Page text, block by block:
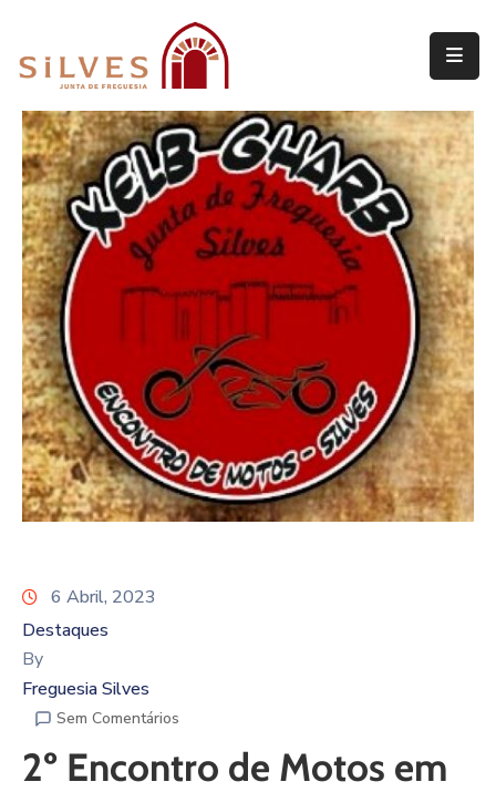
Junta
de
Freguesia
Assembleia
de
Freguesia
Projetos
6 Abril, 2023
Destaques
By
Freguesia Silves
Sem Comentários
2º Encontro de Motos em